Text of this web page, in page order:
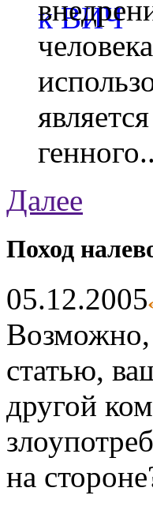
Далее
Поход
05.12.2005
Возможно,
статью,
другой
на